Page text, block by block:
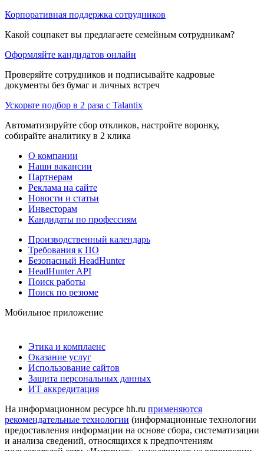
Корпоративная поддержка сотрудников
Какой соцпакет вы предлагаете семейным сотрудникам?
Оформляйте кандидатов онлайн
Проверяйте сотрудников и подписывайте кадровые
документы без бумаг и личных встреч
Ускорьте подбор в 2 раза с Talantix
Автоматизируйте сбор откликов, настройте воронку,
собирайте аналитику в 2 клика
О компании
Наши вакансии
Партнерам
Реклама на сайте
Новости и статьи
Инвесторам
Кандидаты по профессиям
Производственный календарь
Требования к ПО
Безопасный HeadHunter
HeadHunter API
Поиск работы
Поиск по резюме
Мобильное приложение
Этика и комплаенс
Оказание услуг
Использование сайтов
Защита персональных данных
ИТ аккредитация
На информационном ресурсе hh.ru применяются
рекомендательные технологии (информационные технологии
предоставления информации на основе сбора, систематизации
и анализа сведений, относящихся к предпочтениям